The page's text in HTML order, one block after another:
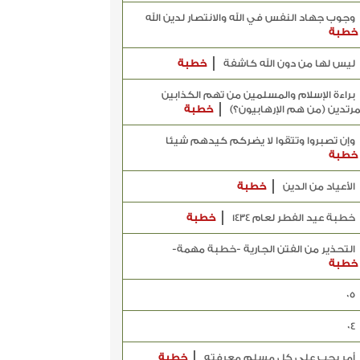
وجوب جهاد النفس في الله والانتصار لدين الله
خطبة
ليس لها من دون الله كاشفة خطبة
براءة الإسلام والمسلمين من تهم الكذابين
(من هم الإرهابيون؟)
خطبة
وإن تصبروا وتتقوا لا يضركم كيدهم شيئا
خطبة
الأعياد من الدين خطبة
خطبة عيد الفطر لعام 1434 خطبة
التحذير من الفتن الجارية -خطبة مهمة-
خطبة
05
04
أمر يجب على كل مسلم معرفته خطبة